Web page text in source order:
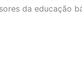
da educação